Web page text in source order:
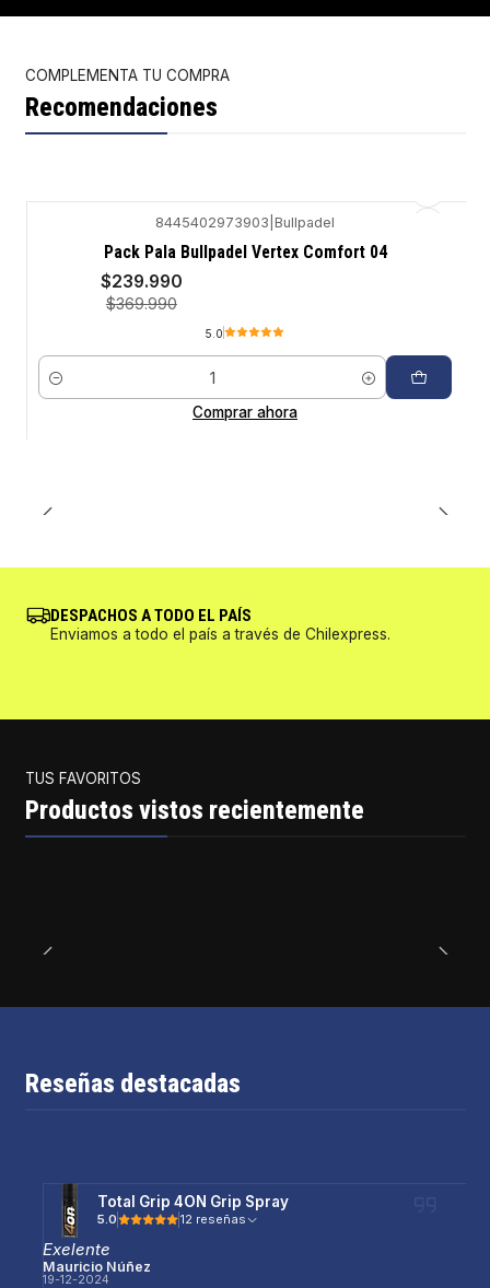
COMPLEMENTA TU COMPRA
Recomendaciones
8445402973903 Bullpadel
Pack Pala Bullpadel Vertex Comfort 04
$239.990
$369.990
5.0
Cantidad
Comprar ahora
DESPACHOS A TODO EL PAÍS
Enviamos a todo el país a través de Chilexpress.
TUS FAVORITOS
Productos vistos recientemente
Reseñas destacadas
Total Grip 4ON Grip Spray
5.0 12 reseñas
Exelente
Mauricio Núñez
19-12-2024